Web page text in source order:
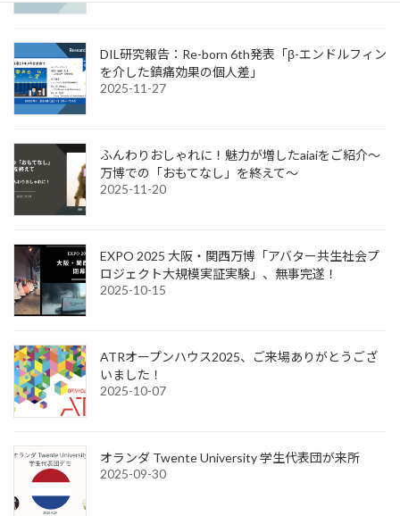
DIL研究報告：Re-born 6th発表「β-エンドルフィン
を介した鎮痛効果の個人差」
2025-11-27
ふんわりおしゃれに！魅力が増したaiaiをご紹介～
万博での「おもてなし」を終えて～
2025-11-20
EXPO 2025 大阪・関西万博「アバター共生社会プ
ロジェクト大規模実証実験」、無事完遂！
2025-10-15
ATRオープンハウス2025、ご来場ありがとうござ
いました！
2025-10-07
オランダ Twente University 学生代表団が来所
2025-09-30